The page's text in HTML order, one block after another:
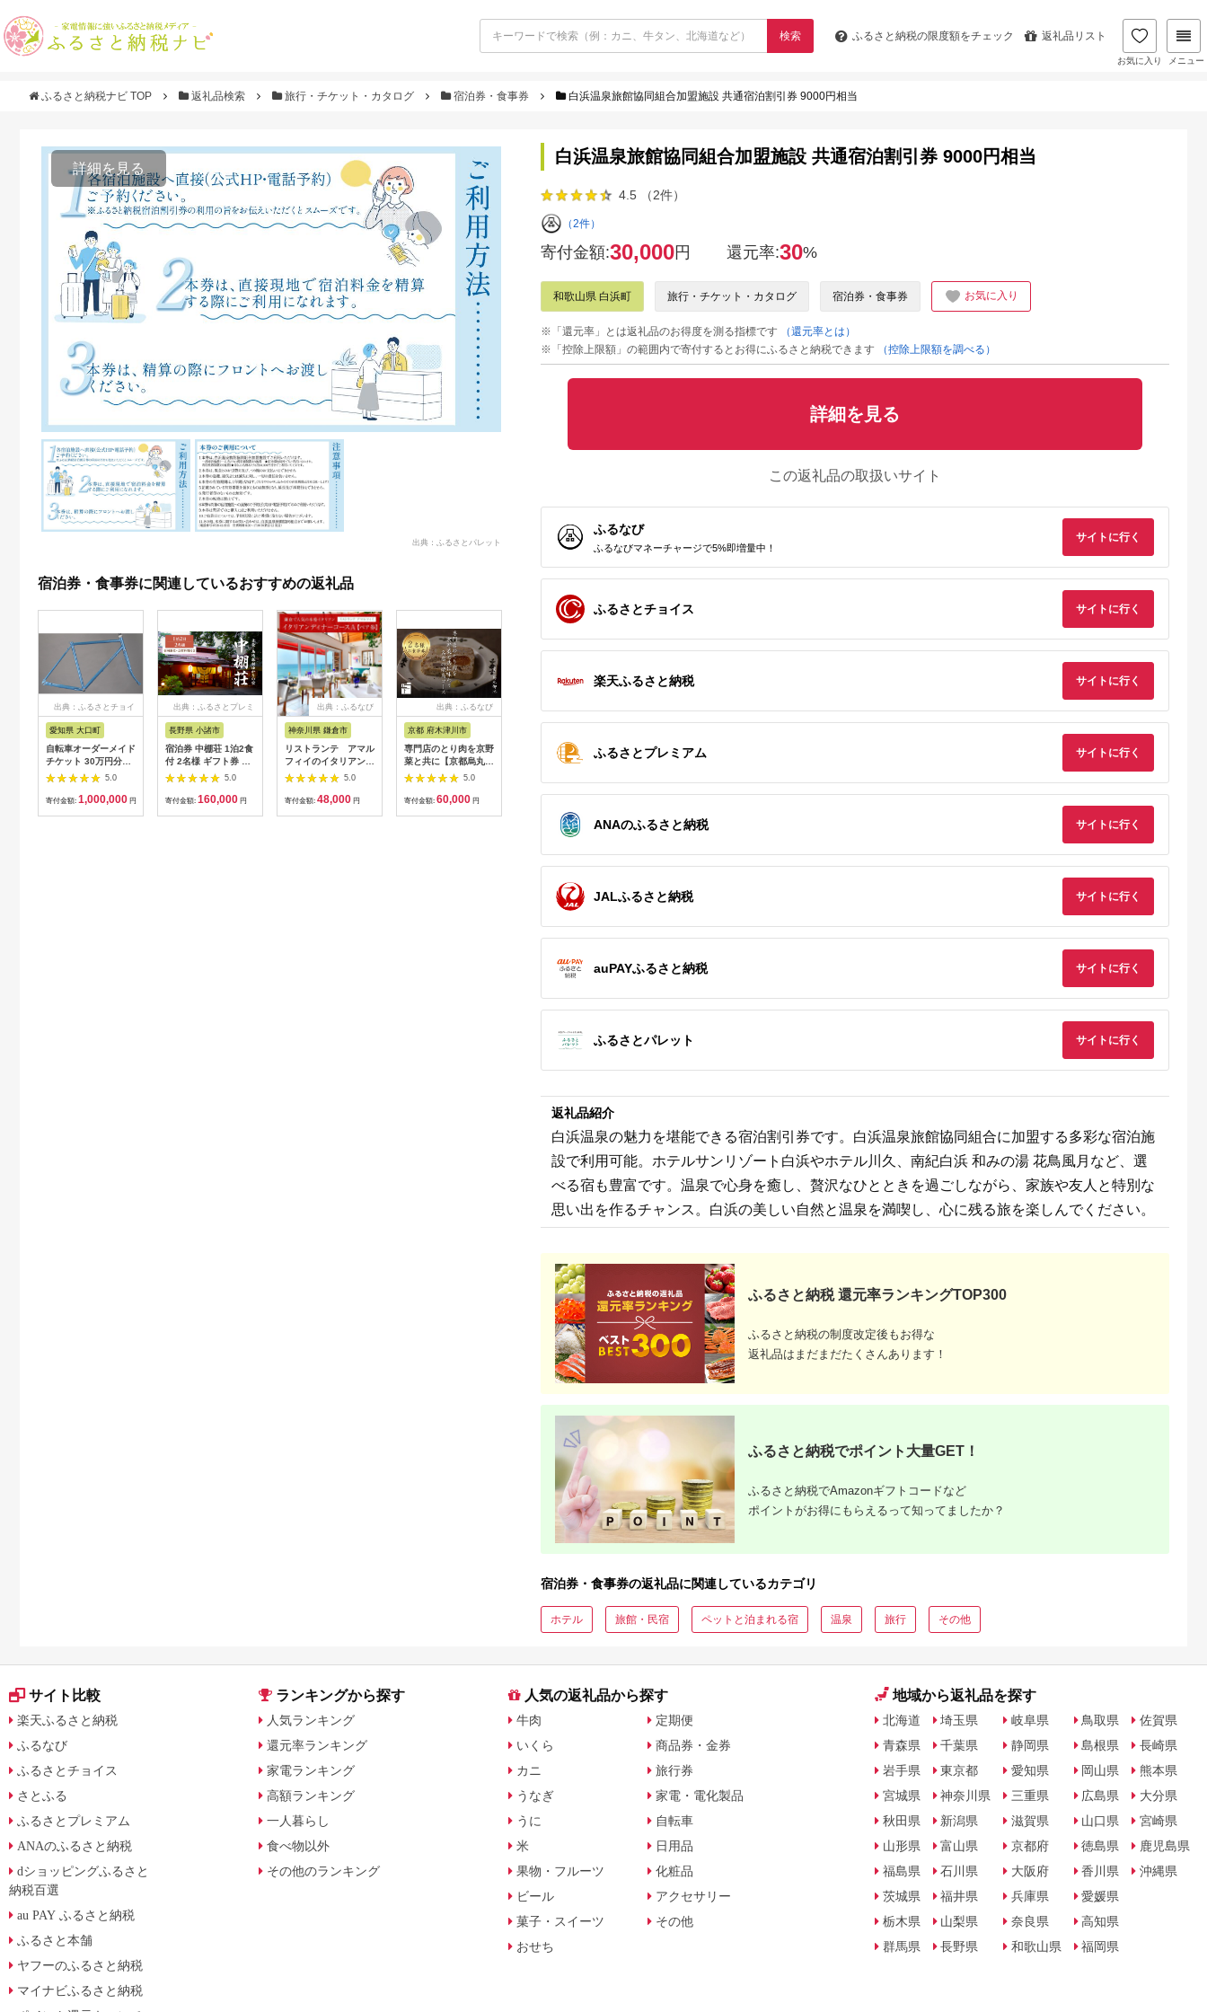
検索 ふるさと納税の限度額をチェック 返礼品リスト
お気に入り メニュー
ふるさと納税ナビ TOP 返礼品検索 旅行・チケット・カタログ 宿泊券・食事券 白浜温泉旅館協同組合加盟施設 共通宿泊割引券 9000円相当
詳細を見る
出典：ふるさとパレット
宿泊券・食事券に関連しているおすすめの返礼品
出典：ふるさとチョイ
愛知県 大口町
自転車オーダーメイド
チケット 30万円分
【1360365】
5.0
寄付金額: 1,000,000 円
出典：ふるさとプレミ
長野県 小諸市
宿泊券 中棚荘 1泊2食
付 2名様 ギフト券 チ
ケット 券 宿泊 旅行
5.0
寄付金額: 160,000 円
出典：ふるなび
神奈川県 鎌倉市
リストランテ アマル
フィイのイタリアンデ
ィナーコースA ペア
5.0
寄付金額: 48,000 円
出典：ふるなび
京都 府木津川市
専門店のとり肉を京野
菜と共に【京都烏丸御
池】で味わう2名様焼
鳥コースお食事券
064-15
5.0
寄付金額: 60,000 円
界 雲仙 ふるさと納
税宿泊ギフト券
リゾート】
【BlueTarp】ランチ
お食事券(ペア) チケッ
C701_(都城市) ゴルフ
さと感謝券（3,000円
全日 さんねむ温泉 ペ
ア宿泊券[2名:1泊朝食
付・スタンダードツイ
ン] 旅行券 チケット
[№5695-0585]島田
総合スポーツセンタ
利用回数券12枚綴り
（プールorトレーニ
白浜温泉旅館協同組合加盟施設 共通宿泊割引券 9000円相当
4.5 （2件）
（2件）
寄付金額:30,000円 還元率:30%
和歌山県 白浜町 旅行・チケット・カタログ 宿泊券・食事券 お気に入り
※「還元率」とは返礼品のお得度を測る指標です
（還元率とは）
※「控除上限額」の範囲内で寄付するとお得にふるさと納税できます
（控除上限額を調べる）
詳細を見る
この返礼品の取扱いサイト
ふるなび
ふるなびマネーチャージで5%即増量中！
サイトに行く
ふるさとチョイス サイトに行く
楽天ふるさと納税 サイトに行く
ふるさとプレミアム サイトに行く
ANAのふるさと納税 サイトに行く
JALふるさと納税 サイトに行く
auPAYふるさと納税 サイトに行く
ふるさとパレット サイトに行く
返礼品紹介
白浜温泉の魅力を堪能できる宿泊割引券です。白浜温泉旅館協同組合に加盟する多彩な宿泊施
設で利用可能。ホテルサンリゾート白浜やホテル川久、南紀白浜 和みの湯 花鳥風月など、選
べる宿も豊富です。温泉で心身を癒し、贅沢なひとときを過ごしながら、家族や友人と特別な
思い出を作るチャンス。白浜の美しい自然と温泉を満喫し、心に残る旅を楽しんでください。
ふるさと納税 還元率ランキングTOP300
ふるさと納税の制度改定後もお得な
返礼品はまだまだたくさんあります！
ふるさと納税でポイント大量GET！
ふるさと納税でAmazonギフトコードなど
ポイントがお得にもらえるって知ってましたか？
宿泊券・食事券の返礼品に関連しているカテゴリ
ホテル 旅館・民宿 ペットと泊まれる宿 温泉 旅行 その他
サイト比較
楽天ふるさと納税
ふるなび
ふるさとチョイス
さとふる
ふるさとプレミアム
ANAのふるさと納税
dショッピングふるさと
納税百選
au PAY ふるさと納税
ふるさと本舗
ヤフーのふるさと納税
マイナビふるさと納税
ランキングから探す
人気ランキング
還元率ランキング
家電ランキング
高額ランキング
一人暮らし
食べ物以外
その他のランキング
人気の返礼品から探す
牛肉
いくら
カニ
うなぎ
うに
米
果物・フルーツ
ビール
菓子・スイーツ
おせち
定期便
商品券・金券
旅行券
家電・電化製品
自転車
日用品
化粧品
アクセサリー
その他
地域から返礼品を探す
北海道
青森県
岩手県
宮城県
秋田県
山形県
福島県
茨城県
栃木県
群馬県
埼玉県
千葉県
東京都
神奈川県
新潟県
富山県
石川県
福井県
山梨県
長野県
岐阜県
静岡県
愛知県
三重県
滋賀県
京都府
大阪府
兵庫県
奈良県
和歌山県
鳥取県
島根県
岡山県
広島県
山口県
徳島県
香川県
愛媛県
高知県
福岡県
佐賀県
長崎県
熊本県
大分県
宮崎県
鹿児島県
沖縄県